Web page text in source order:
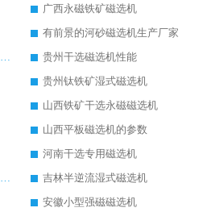
广西永磁铁矿磁选机
有前景的河砂磁选机生产厂家
什么牌子的河砂磁选机选矿效果好
贵州干选磁选机性能
贵州钛铁矿湿式磁选机
山西铁矿干选永磁磁选机
山西平板磁选机的参数
河南干选专用磁选机
贵州矿山用干选磁选机怎样调磁
吉林半逆流湿式磁选机
安徽小型强磁磁选机